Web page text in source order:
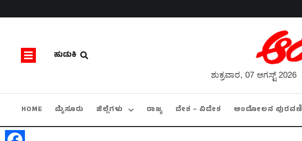
ಹುಡುಕಿ
ಶುಕ್ರವಾರ, 07 ಆಗಸ್ಟ್ 2026
HOME ಮೈಸೂರು ಜಿಲ್ಲೆಗಳು ರಾಜ್ಯ ದೇಶ – ವಿದೇಶ ಆಂದೋಲನ ಪುರವಣಿ